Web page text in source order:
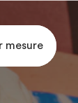
mesure